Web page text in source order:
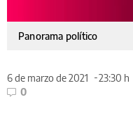
Panorama político
6 de marzo de 2021 23:30 h
0